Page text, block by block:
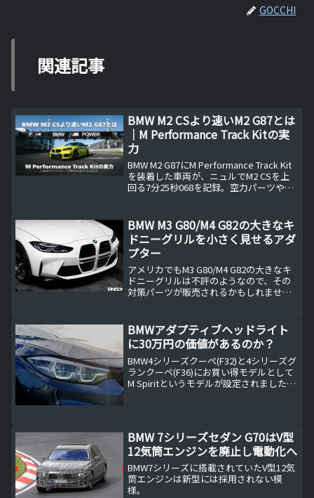
GOCCHI
関連記事
BMW M2 CSより速いM2 G87とは
｜M Performance Track Kitの実
力
BMW M2 G87にM Performance Track Kit
を装着した車両が、ニュルでM2 CSを上
回る7分25秒068を記録。空力パーツや車
BMW M3 G80/M4 G82の大きなキ
ドニーグリルを小さく見せるアダ
プター
アメリカでもM3 G80/M4 G82の大きなキ
ドニーグリルは不評のようなので、その
対策パーツが販売されるかもしれませ
M3 G80/M4 G82の大きなキド...
BMWアダプティブヘッドライト
に30万円の価値があるのか？
BMW4シリーズクーペ(F32)と4シリーズグ
ランクーペ(F36)にお買い得モデルとして
M Spiritというモデルが設定されました。
BMW 7シリーズセダン G70はV型
12気筒エンジンを廃止し電動化へ
BMW7シリーズに搭載されていたV型12気
筒エンジンは新型には採用されない模
様。